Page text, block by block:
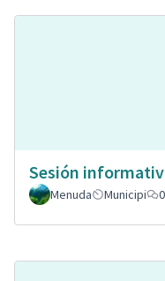
Sesión
Menuda
Municipi 0